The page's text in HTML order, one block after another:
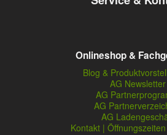
Onlineshop &
Blog &
AG Newsletter
AG
AG
AG
Kontakt |